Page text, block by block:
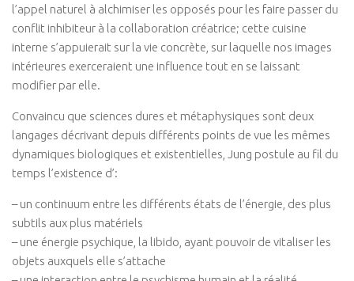
Culture & Société
Arts Martiaux
Santé & Bien-être
Connaissance de soi
Voies du féminin
NEWS
Save the date
Vidéos
PARTENAIRES
l’appel naturel à alchimiser les opposés pour les faire passer du
conflit inhibiteur à la collaboration créatrice; cette cuisine
interne s’appuierait sur la vie concrète, sur laquelle nos images
intérieures exerceraient une influence tout en se laissant
modifier par elle.
Convaincu que sciences dures et métaphysiques sont deux
langages décrivant depuis différents points de vue les mêmes
dynamiques biologiques et existentielles, Jung postule au fil du
temps l’existence d’:
– un continuum entre les différents états de l’énergie, des plus
subtils aux plus matériels
– une énergie psychique, la libido, ayant pouvoir de vitaliser les
objets auxquels elle s’attache